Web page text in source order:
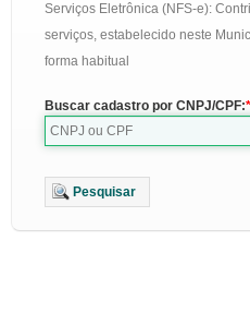
Serviços Eletrônica (NFS-e):
serviços, estabelecido neste
forma habitual
Buscar cadastro por CNPJ/CPF:
Pesquisar